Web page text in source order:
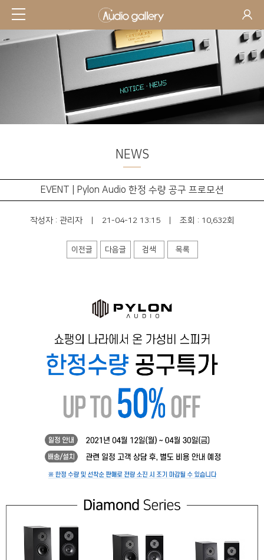
NEWS
EVENT | Pylon Audio 한정 수량 공구 프로모션
작성자 : 관리자 21-04-12 13:15 조회 : 10,632회
이전글 다음글 검색 목록